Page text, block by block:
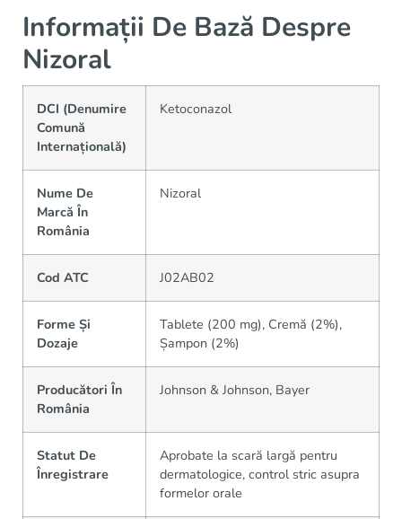
Informații De Bază Despre
Nizoral
DCI (Denumire
Comună
Internațională)
Ketoconazol
Nume De
Marcă În
România
Nizoral
Cod ATC J02AB02
Forme Și
Dozaje
Tablete (200 mg), Cremă (2%),
Șampon (2%)
Producători În
România
Johnson & Johnson, Bayer
Statut De
Înregistrare
Aprobate la scară largă pentru
dermatologice, control stric asupra
formelor orale